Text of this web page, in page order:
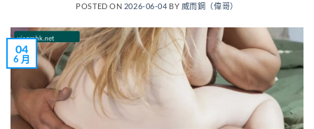
POSTED ON 2026-06-04 BY 威而鋼（偉哥）
04
6 月